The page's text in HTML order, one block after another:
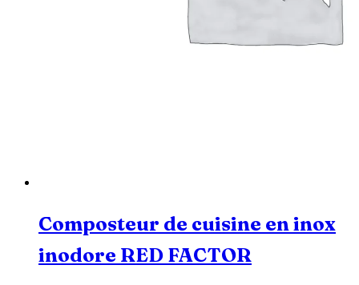
Composteur de cuisine en inox
inodore RED FACTOR